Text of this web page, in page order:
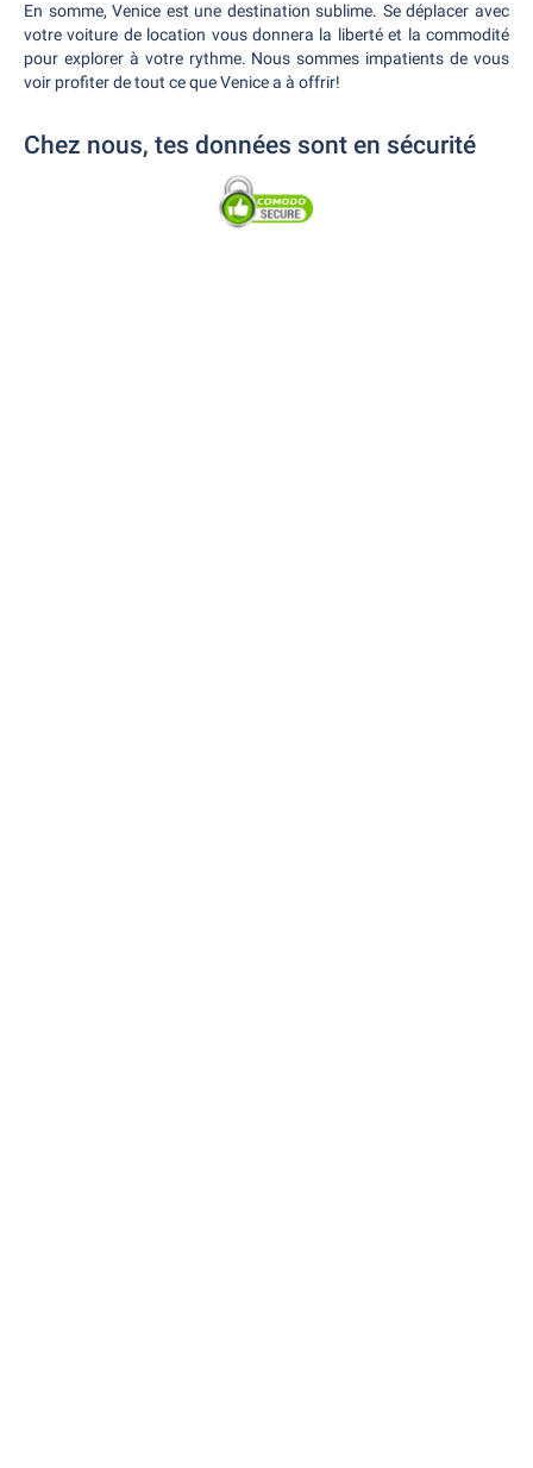
En somme, Venice est une destination sublime. Se déplacer avec
votre voiture de location vous donnera la liberté et la commodité
pour explorer à votre rythme. Nous sommes impatients de vous
voir profiter de tout ce que Venice a à offrir!
Chez nous, tes données sont en sécurité